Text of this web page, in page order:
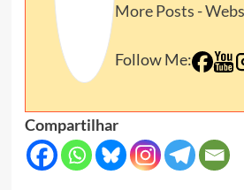
More Posts -
Follow Me:
Compartilhar